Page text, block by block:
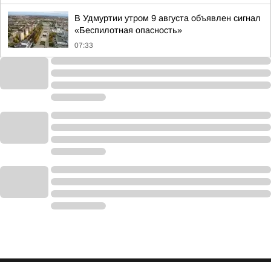
В Удмуртии утром 9 августа объявлен сигнал
«Беспилотная опасность»
07:33